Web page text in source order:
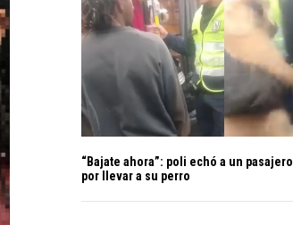
“Bajate ahora”: poli echó a un
por llevar a su perro